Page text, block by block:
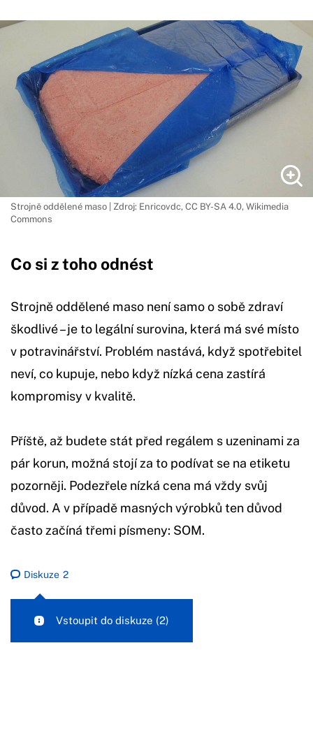
Strojně oddělené maso | Zdroj: Enricovdc, CC BY-SA 4.0, Wikimedia
Commons
Co si z toho odnést
Strojně oddělené maso není samo o sobě zdraví
škodlivé – je to legální surovina, která má své místo
v potravinářství. Problém nastává, když spotřebitel
neví, co kupuje, nebo když nízká cena zastírá
kompromisy v kvalitě.
Příště, až budete stát před regálem s uzeninami za
pár korun, možná stojí za to podívat se na etiketu
pozorněji. Podezřele nízká cena má vždy svůj
důvod. A v případě masných výrobků ten důvod
často začíná třemi písmeny: SOM.
Diskuze 2
Vstoupit do diskuze (2)